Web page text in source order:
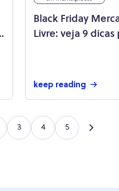
Black Friday
Livre: veja 9 dicas
keep reading
3 4 5